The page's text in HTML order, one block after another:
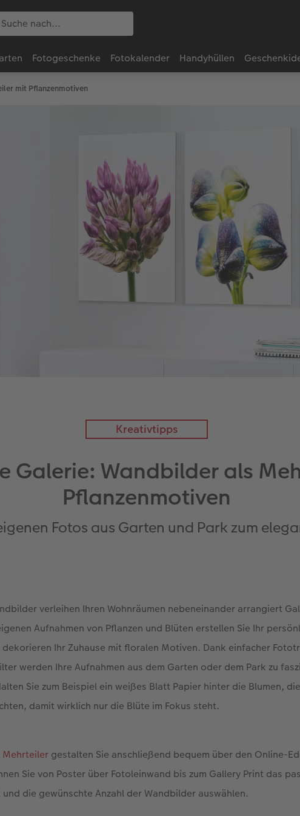
Fotogeschenke Fotokalender Handyhüllen
mit Pflanzenmotiven
Kreativtipps
Galerie: Wandbilder als
Pflanzenmotiven
Fotos aus Garten und Park zum
verleihen Ihren Wohnräumen nebeneinander arrangiert
Aufnahmen von Pflanzen und Blüten erstellen Sie Ihr
Ihr Zuhause mit floralen Motiven. Dank einfacher
werden Ihre Aufnahmen aus dem Garten oder dem Park zu
Sie zum Beispiel ein weißes Blatt Papier hinter die Blumen,
damit wirklich nur die Blüte im Fokus steht.
Mehrteiler gestalten Sie anschließend bequem über den Online-
Sie von Poster über Fotoleinwand bis zum Gallery Print das
die gewünschte Anzahl der Wandbilder auswählen.